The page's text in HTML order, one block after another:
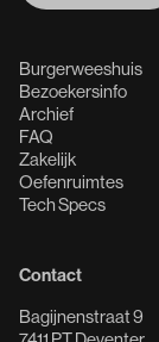
Burgerweeshuis
Bezoekersinfo
Archief
FAQ
Zakelijk
Oefenruimtes
Tech Specs
Contact
Bagijnenstraat 9